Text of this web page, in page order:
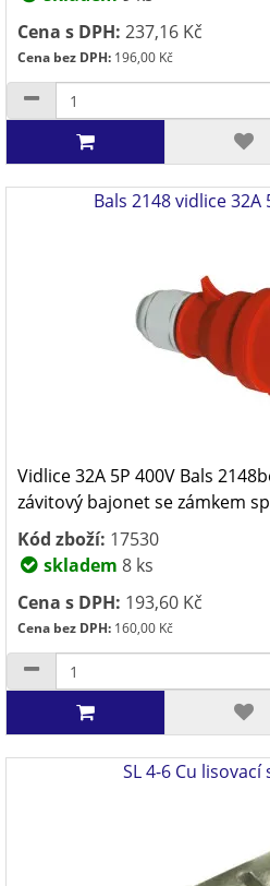
Cena s DPH: 237,16 Kč
Cena bez DPH: 196,00 Kč
Bals 2148 vidlice 32A
Vidlice 32A 5P 400V Bals
závitový bajonet se zámkem
Kód zboží: 17530
skladem 8 ks
Cena s DPH: 193,60 Kč
Cena bez DPH: 160,00 Kč
SL 4-6 Cu